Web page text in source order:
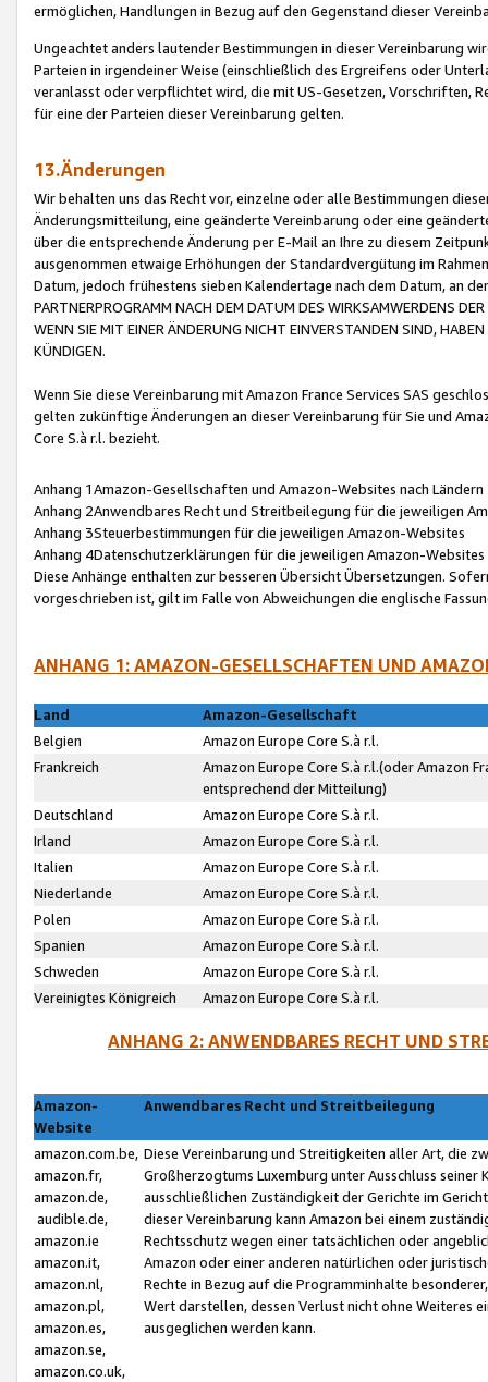
ermöglichen, Handlungen in Bezug auf den Gegenstand dieser
Ungeachtet anders lautender Bestimmungen in dieser Vereinbarung
Parteien in irgendeiner Weise (einschließlich des Ergreifens oder
veranlasst oder verpflichtet wird, die mit US-Gesetzen, Vorschriften,
für eine der Parteien dieser Vereinbarung gelten.
13.Änderungen
Wir behalten uns das Recht vor, einzelne oder alle Bestimmungen
Änderungsmitteilung, eine geänderte Vereinbarung oder eine
über die entsprechende Änderung per E-Mail an Ihre zu diesem
ausgenommen etwaige Erhöhungen der Standardvergütung im
Datum, jedoch frühestens sieben Kalendertage nach dem Datum, an
PARTNERPROGRAMM NACH DEM DATUM DES WIRKSAMWERDENS
WENN SIE MIT EINER ÄNDERUNG NICHT EINVERSTANDEN SIND,
KÜNDIGEN.
Wenn Sie diese Vereinbarung mit Amazon France Services SAS
gelten zukünftige Änderungen an dieser Vereinbarung für Sie und
Core S.à r.l. bezieht.
Anhang 1Amazon-Gesellschaften und Amazon-Websites nach Ländern
Anhang 2Anwendbares Recht und Streitbeilegung für die jeweiligen
Anhang 3Steuerbestimmungen für die jeweiligen Amazon-Websites
Anhang 4Datenschutzerklärungen für die jeweiligen Amazon-Websites
Diese Anhänge enthalten zur besseren Übersicht Übersetzungen.
vorgeschrieben ist, gilt im Falle von Abweichungen die englische
ANHANG 1: AMAZON-GESELLSCHAFTEN UND
Land
Amazon-Gesellschaft
Belgien
Amazon Europe Core S.à r.l.
Frankreich
Amazon Europe Core S.à r.l.(oder Amazon
entsprechend der Mitteilung)
Deutschland
Amazon Europe Core S.à r.l.
Irland
Amazon Europe Core S.à r.l.
Italien
Amazon Europe Core S.à r.l.
Niederlande
Amazon Europe Core S.à r.l.
Polen
Amazon Europe Core S.à r.l.
Spanien
Amazon Europe Core S.à r.l.
Schweden
Amazon Europe Core S.à r.l.
Vereinigtes Königreich
Amazon Europe Core S.à r.l.
ANHANG 2: ANWENDBARES RECHT UND
Amazon-
Website
Anwendbares Recht und Streitbeilegung
amazon.com.be,
amazon.fr,
amazon.de,
audible.de,
amazon.ie
amazon.it,
amazon.nl,
amazon.pl,
amazon.es,
amazon.se,
amazon.co.uk,
Diese Vereinbarung und Streitigkeiten aller Art, die
Großherzogtums Luxemburg unter Ausschluss
ausschließlichen Zuständigkeit der Gerichte im
dieser Vereinbarung kann Amazon bei einem
Rechtsschutz wegen einer tatsächlichen oder
Amazon oder einer anderen natürlichen oder
Rechte in Bezug auf die Programminhalte
Wert darstellen, dessen Verlust nicht ohne Weiteres
ausgeglichen werden kann.